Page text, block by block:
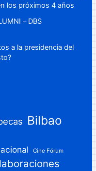
los próximos 4 años
– DBS
a la presidencia del
Bilbao
Cine Fórum